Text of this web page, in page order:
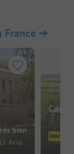
France ➔
bien
Avis)